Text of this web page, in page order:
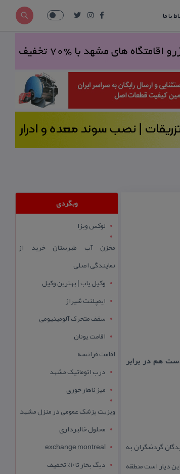
با ما
هم در برابر
گردشگران به
از زیبایی خاص این دیار است منطقه
وبگردی
لوکس ویزا
مخزن آب طبرستان خرید از
نمایندگی اصلی
وکیل یاب | بهترین وکیل
ایمپلنت شیراز
سقف متحرک آلومینیومی
اقامت یونان
اقامت فرانسه
درب اتوماتیک مشهد
میز ناهار خوری
ویزیت پزشک عمومی در منزل مشهد
محلول خالبرداری
exchange montreal
دیگ بخار تا 10% تخفیف